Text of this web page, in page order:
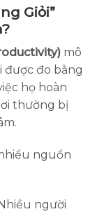
Giỏi”
mô
được đo bằng
họ hoàn
thường bị
nguồn
người